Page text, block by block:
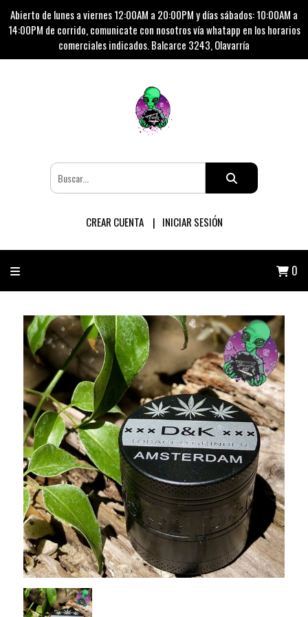
Abierto de lunes a viernes 12:00AM a 20:00PM y días sábados: 10:00AM a
14:00PM de corrido, comunicate con nosotros vía whatapp en los horarios
comerciales indicados. Balcarce 3243, Olavarría
CREAR CUENTA INICIAR SESIÓN
0